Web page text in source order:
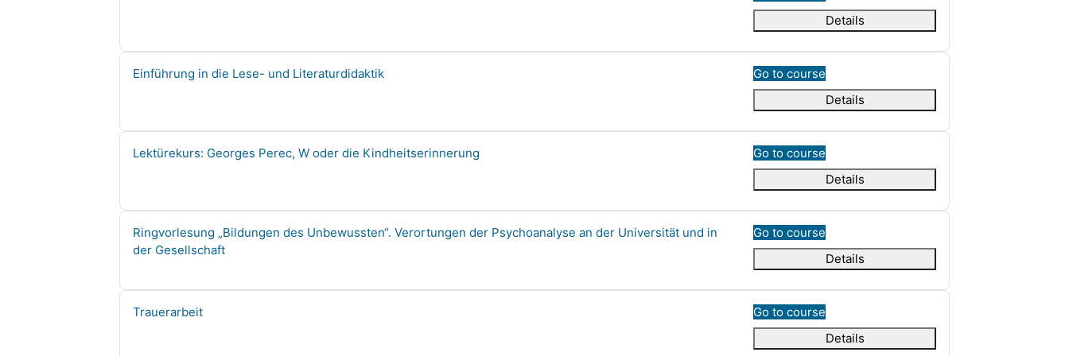
Details
Course name
Einführung in die Lese- und Literaturdidaktik
Go to course
Details
Course name
Lektürekurs: Georges Perec, W oder die Kindheitserinnerung
Go to course
Details
Course name
Ringvorlesung „Bildungen des Unbewussten“. Verortungen der Psychoanalyse an der Universität und in
der Gesellschaft
Go to course
Details
Course name
Trauerarbeit
Go to course
Details